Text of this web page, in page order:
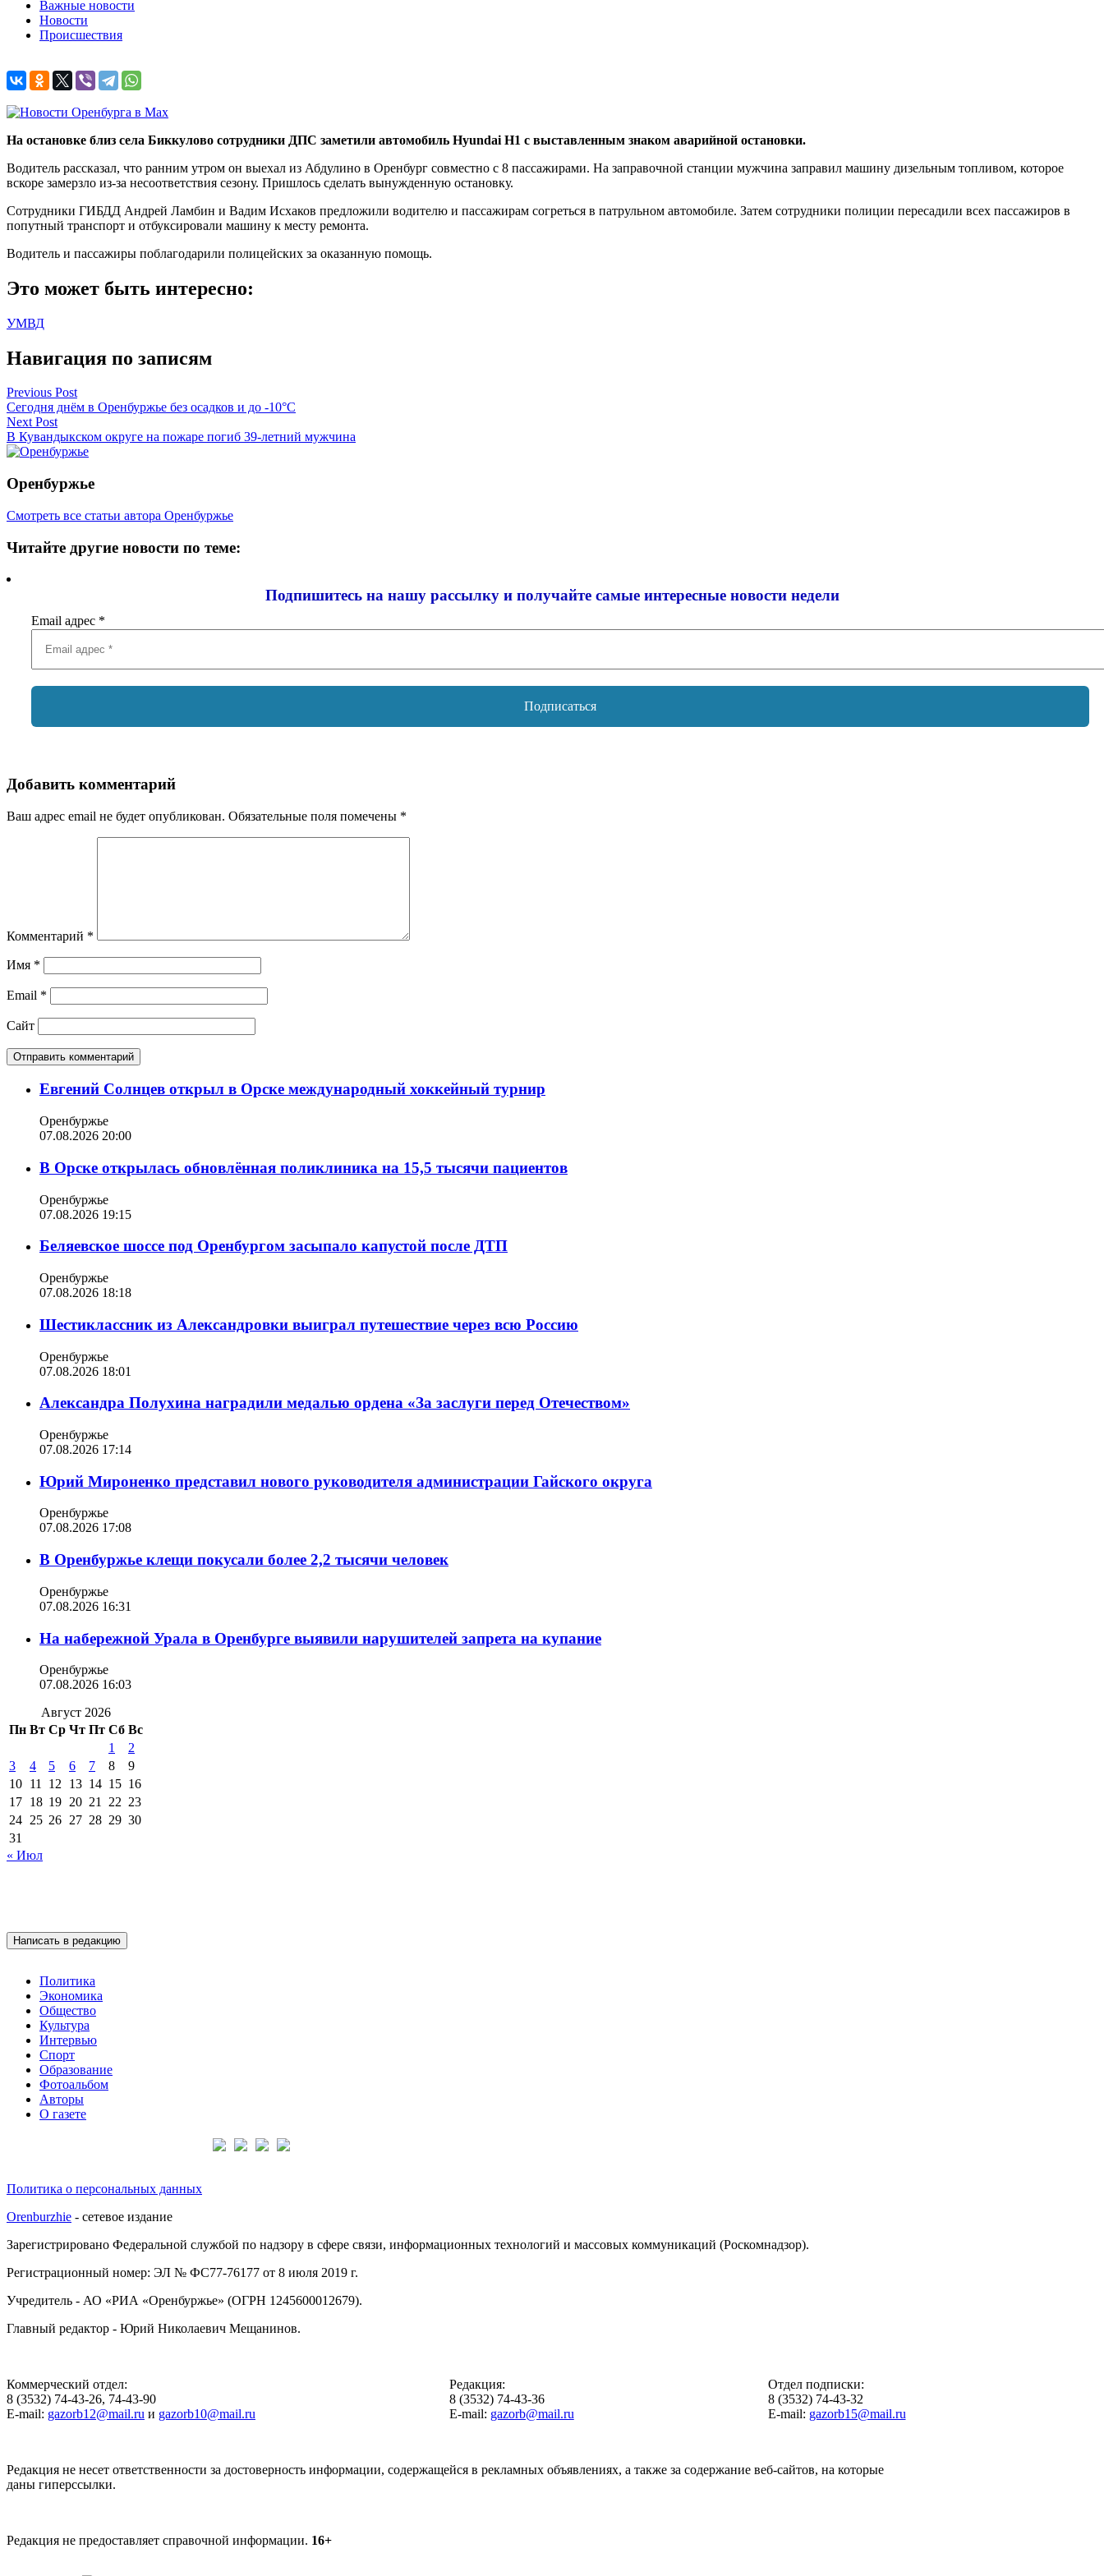
Важные новости
Новости
Происшествия
На остановке близ села Биккулово сотрудники ДПС заметили автомобиль Hyundai Н1 с выставленным знаком аварийной остановки.
Водитель рассказал, что ранним утром он выехал из Абдулино в Оренбург совместно с 8 пассажирами. На заправочной станции мужчина заправил машину дизельным топливом, которое
вскоре замерзло из-за несоответствия сезону. Пришлось сделать вынужденную остановку.
Сотрудники ГИБДД Андрей Ламбин и Вадим Исхаков предложили водителю и пассажирам согреться в патрульном автомобиле. Затем сотрудники полиции пересадили всех пассажиров в
попутный транспорт и отбуксировали машину к месту ремонта.
Водитель и пассажиры поблагодарили полицейских за оказанную помощь.
Это может быть интересно:
УМВД
Навигация по записям
Previous Post
Сегодня днём в Оренбуржье без осадков и до -10°C
Next Post
В Кувандыкском округе на пожаре погиб 39-летний мужчина
Оренбуржье
Смотреть все статьи автора Оренбуржье
Читайте другие новости по теме:
Подпишитесь на нашу рассылку и получайте самые интересные новости недели
Email адрес *
Добавить комментарий
Ваш адрес email не будет опубликован. Обязательные поля помечены *
Комментарий *
Имя *
Email *
Сайт
Евгений Солнцев открыл в Орске международный хоккейный турнир
Оренбуржье
07.08.2026 20:00
В Орске открылась обновлённая поликлиника на 15,5 тысячи пациентов
Оренбуржье
07.08.2026 19:15
Беляевское шоссе под Оренбургом засыпало капустой после ДТП
Оренбуржье
07.08.2026 18:18
Шестиклассник из Александровки выиграл путешествие через всю Россию
Оренбуржье
07.08.2026 18:01
Александра Полухина наградили медалью ордена «За заслуги перед Отечеством»
Оренбуржье
07.08.2026 17:14
Юрий Мироненко представил нового руководителя администрации Гайского округа
Оренбуржье
07.08.2026 17:08
В Оренбуржье клещи покусали более 2,2 тысячи человек
Оренбуржье
07.08.2026 16:31
На набережной Урала в Оренбурге выявили нарушителей запрета на купание
Оренбуржье
07.08.2026 16:03
Август 2026
Пн Вт Ср Чт Пт Сб Вс
1
2
3
4 5 6 7 8
9
10 11 12 13 14 15 16
17 18 19 20 21 22 23
24 25 26 27 28 29 30
31
« Июл
Написать в редакцию
Политика
Экономика
Общество
Культура
Интервью
Спорт
Образование
Фотоальбом
Авторы
О газете
Политика о персональных данных
Orenburzhie - сетевое издание
Зарегистрировано Федеральной службой по надзору в сфере связи, информационных технологий и массовых коммуникаций (Роскомнадзор).
Регистрационный номер: ЭЛ № ФС77-76177 от 8 июля 2019 г.
Учредитель - АО «РИА «Оренбуржье» (ОГРН 1245600012679).
Главный редактор - Юрий Николаевич Мещанинов.
Коммерческий отдел:
8 (3532) 74-43-26, 74-43-90
E-mail: gazorb12@mail.ru и gazorb10@mail.ru
Редакция:
8 (3532) 74-43-36
E-mail: gazorb@mail.ru
Отдел подписки:
8 (3532) 74-43-32
E-mail: gazorb15@mail.ru
Редакция не несет ответственности за достоверность информации, содержащейся в рекламных объявлениях, а также за содержание веб-сайтов, на которые
даны гиперссылки.
Редакция не предоставляет справочной информации. 16+